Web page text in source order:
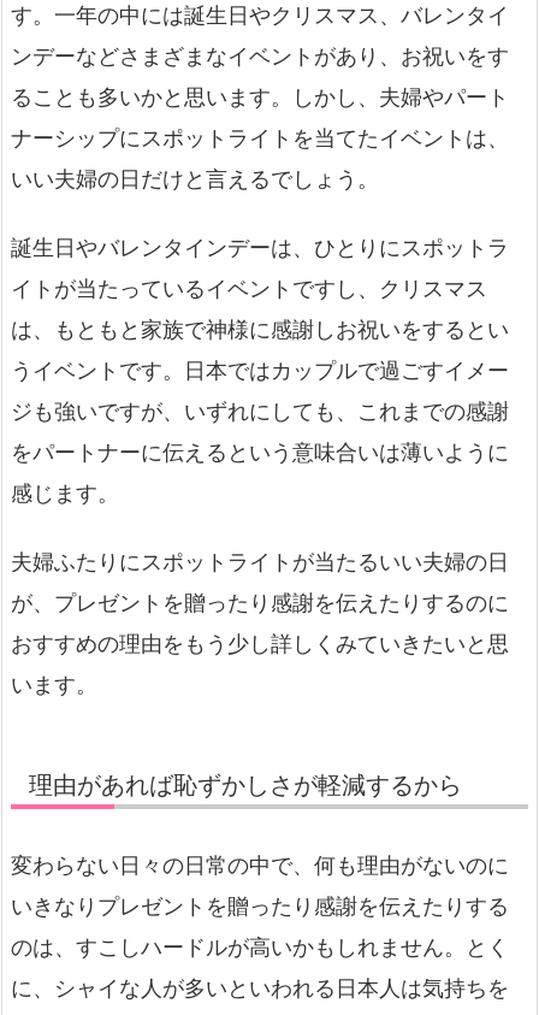
す。一年の中には誕生日やクリスマス、バレンタイ
ンデーなどさまざまなイベントがあり、お祝いをす
ることも多いかと思います。しかし、夫婦やパート
ナーシップにスポットライトを当てたイベントは、
いい夫婦の日だけと言えるでしょう。
誕生日やバレンタインデーは、ひとりにスポットラ
イトが当たっているイベントですし、クリスマス
は、もともと家族で神様に感謝しお祝いをするとい
うイベントです。日本ではカップルで過ごすイメー
ジも強いですが、いずれにしても、これまでの感謝
をパートナーに伝えるという意味合いは薄いように
感じます。
夫婦ふたりにスポットライトが当たるいい夫婦の日
が、プレゼントを贈ったり感謝を伝えたりするのに
おすすめの理由をもう少し詳しくみていきたいと思
います。
理由があれば恥ずかしさが軽減するから
変わらない日々の日常の中で、何も理由がないのに
いきなりプレゼントを贈ったり感謝を伝えたりする
のは、すこしハードルが高いかもしれません。とく
に、シャイな人が多いといわれる日本人は気持ちを